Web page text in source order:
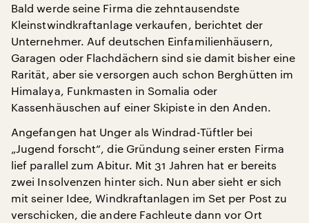
Bald werde seine Firma die zehntausendste
Kleinstwindkraftanlage verkaufen, berichtet der
Unternehmer. Auf deutschen Einfamilienhäusern,
Garagen oder Flachdächern sind sie damit bisher eine
Rarität, aber sie versorgen auch schon Berghütten im
Himalaya, Funkmasten in Somalia oder
Kassenhäuschen auf einer Skipiste in den Anden.
Angefangen hat Unger als Windrad-Tüftler bei
„Jugend forscht“, die Gründung seiner ersten Firma
lief parallel zum Abitur. Mit 31 Jahren hat er bereits
zwei Insolvenzen hinter sich. Nun aber sieht er sich
mit seiner Idee, Windkraftanlagen im Set per Post zu
verschicken, die andere Fachleute dann vor Ort